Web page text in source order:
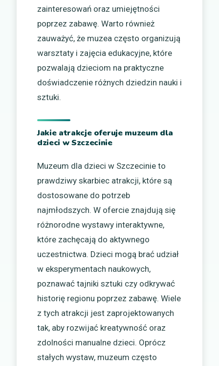
zainteresowań oraz umiejętności
poprzez zabawę. Warto również
zauważyć, że muzea często organizują
warsztaty i zajęcia edukacyjne, które
pozwalają dzieciom na praktyczne
doświadczenie różnych dziedzin nauki i
sztuki.
Jakie atrakcje oferuje muzeum dla
dzieci w Szczecinie
Muzeum dla dzieci w Szczecinie to
prawdziwy skarbiec atrakcji, które są
dostosowane do potrzeb
najmłodszych. W ofercie znajdują się
różnorodne wystawy interaktywne,
które zachęcają do aktywnego
uczestnictwa. Dzieci mogą brać udział
w eksperymentach naukowych,
poznawać tajniki sztuki czy odkrywać
historię regionu poprzez zabawę. Wiele
z tych atrakcji jest zaprojektowanych
tak, aby rozwijać kreatywność oraz
zdolności manualne dzieci. Oprócz
stałych wystaw, muzeum często